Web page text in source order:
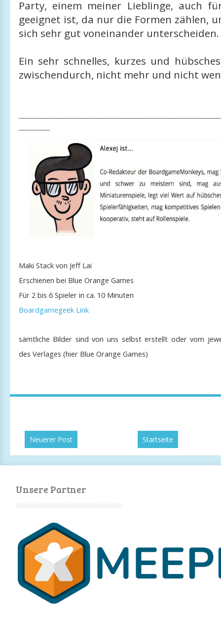
Party, einem meiner Lieblinge, auch
geeignet ist, da nur die Formen zählen,
sich sehr gut voneinander unterscheiden.
Ein sehr schnelles, kurzes und
zwischendurch, nicht mehr und nicht
Maki Stack von Jeff Lai
Erschienen bei Blue Orange Games
Für 2 bis 6 Spieler in ca. 10 Minuten
Boardgamegeek Link
sämtliche Bilder sind von uns selbst erstellt oder vom
des Verlages (hier Blue Orange Games)
Neuerer Post Startseite
Unsere Partner